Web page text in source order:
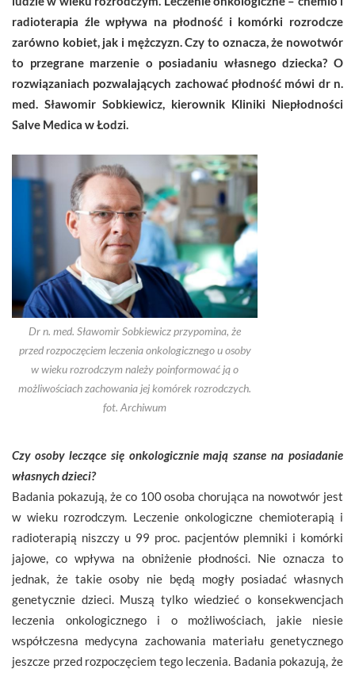
radioterapia źle wpływa na płodność i komórki rozrodcze
zarówno kobiet, jak i mężczyzn. Czy to oznacza, że nowotwór
to przegrane marzenie o posiadaniu własnego dziecka? O
rozwiązaniach pozwalających zachować płodność mówi dr n.
med. Sławomir Sobkiewicz, kierownik Kliniki Niepłodności
Salve Medica w Łodzi.
Dr n. med. Sławomir Sobkiewicz przypomina, że
przed rozpoczęciem leczenia onkologicznego u osoby
w wieku rozrodczym należy poinformować ją o
możliwościach zachowania jej komórek rozrodczych.
fot. Archiwum
Czy osoby leczące się onkologicznie mają szanse na posiadanie
własnych dzieci?
Badania pokazują, że co 100 osoba chorująca na nowotwór jest
w wieku rozrodczym. Leczenie onkologiczne chemioterapią i
radioterapią niszczy u 99 proc. pacjentów plemniki i komórki
jajowe, co wpływa na obniżenie płodności. Nie oznacza to
jednak, że takie osoby nie będą mogły posiadać własnych
genetycznie dzieci. Muszą tylko wiedzieć o konsekwencjach
leczenia onkologicznego i o możliwościach, jakie niesie
współczesna medycyna zachowania materiału genetycznego
jeszcze przed rozpoczęciem tego leczenia. Badania pokazują, że